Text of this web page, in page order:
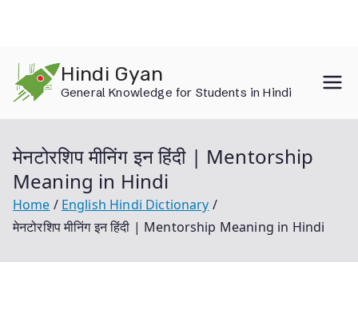
content
Hindi Gyan
General Knowledge for Students in Hindi
मेनटोरशिप मीनिंग इन हिंदी | Mentorship
Meaning in Hindi
Home
English Hindi Dictionary
मेनटोरशिप मीनिंग इन हिंदी | Mentorship Meaning in Hindi